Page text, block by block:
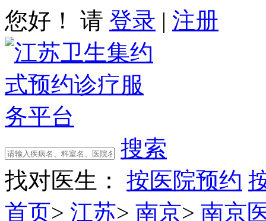
您好！ 请 登录 | 注册
搜索
找对医生：
按医院预约
首页> 江苏> 南京> 南京